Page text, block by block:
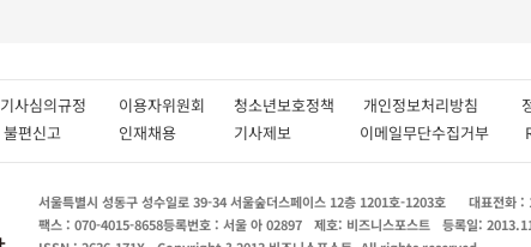
기사심의규정 이용자위원회 청소년보호정책 개인정보처리방침
불편신고 인재채용 기사제보 이메일무단수집거부
서울특별시 성동구 성수일로 39-34 서울숲더스페이스 12층 1201호-1203호 대표전화 :
팩스 : 070-4015-8658등록번호 : 서울 아 02897 제호: 비즈니스포스트 등록일: